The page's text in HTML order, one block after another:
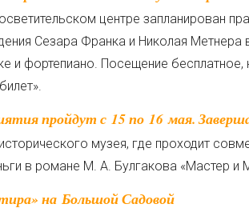
центре запланирован
Сезара Франка и Николая Метнера
и фортепиано. Посещение бесплатное,
музея, где проходит
в романе М. А. Булгакова «Мастер и
на Большой Садовой